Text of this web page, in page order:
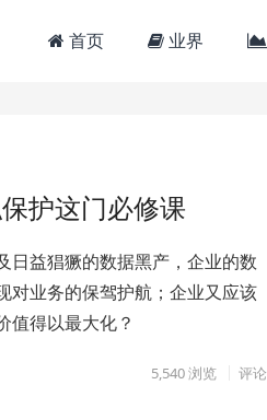
首页 业界
护这门必修课
日益猖獗的数据黑产，企业的数
对业务的保驾护航；企业又应该
值得以最大化？
5,540浏览 评论